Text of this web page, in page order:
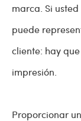
marca. Si
puede
cliente: hay
impresión.
Proporcionar